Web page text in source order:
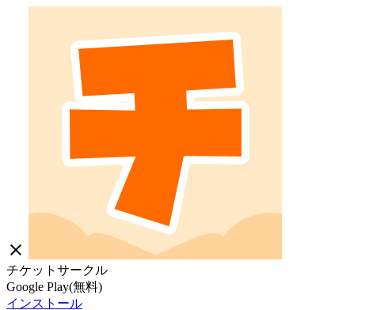
close
チケットサークル
Google Play(無料)
インストール